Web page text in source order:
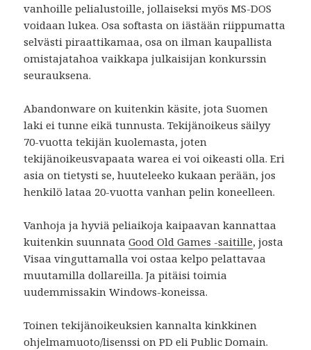
vanhoille pelialustoille, jollaiseksi myös MS-DOS
voidaan lukea. Osa softasta on iästään riippumatta
selvästi piraattikamaa, osa on ilman kaupallista
omistajatahoa vaikkapa julkaisijan konkurssin
seurauksena.
Abandonware on kuitenkin käsite, jota Suomen
laki ei tunne eikä tunnusta. Tekijänoikeus säilyy
70-vuotta tekijän kuolemasta, joten
tekijänoikeusvapaata warea ei voi oikeasti olla. Eri
asia on tietysti se, huuteleeko kukaan perään, jos
henkilö lataa 20-vuotta vanhan pelin koneelleen.
Vanhoja ja hyviä peliaikoja kaipaavan kannattaa
kuitenkin suunnataGood Old Games -saitille, josta
Visaa vinguttamalla voi ostaa kelpo pelattavaa
muutamilla dollareilla. Ja pitäisi toimia
uudemmissakin Windows-koneissa.
Toinen tekijänoikeuksien kannalta kinkkinen
ohjelmamuoto/lisenssi on PD eli Public Domain.